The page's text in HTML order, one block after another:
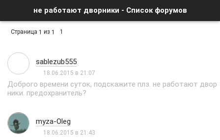
не работают дворники - Список форумов
Страница 1 из 1 1
sablezub555
18.06.2015 в 21:07
Доброго времени суток, подскажите плз. не работают двор
ники. предохранитель?
myza-Oleg
18.06.2015 в 21:43